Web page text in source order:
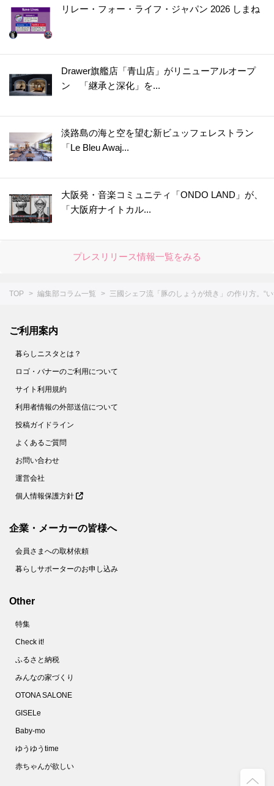
リレー・フォー・ライフ・ジャパン 2026 しまね
Drawer旗艦店「青山店」がリニューアルオープ
ン 「継承と深化」を...
淡路島の海と空を望む新ビュッフェレストラン
「Le Bleu Awaj...
大阪発・音楽コミュニティ「ONDO LAND」が、
「大阪府ナイトカル...
プレスリリース情報一覧をみる
TOP 編集部コラム一覧 三國シェフ流「豚のしょうが焼き」の作り方。“
ご利用案内
暮らしニスタとは？
ロゴ・バナーのご利用について
サイト利用規約
利用者情報の外部送信について
投稿ガイドライン
よくあるご質問
お問い合わせ
運営会社
個人情報保護方針
企業・メーカーの皆様へ
会員さまへの取材依頼
暮らしサポーターのお申し込み
Other
特集
Check it!
ふるさと納税
みんなの家づくり
OTONA SALONE
GISELe
Baby-mo
ゆうゆうtime
赤ちゃんが欲しい